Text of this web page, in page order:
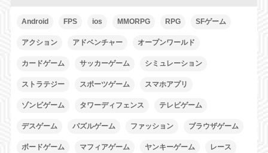
Android FPS ios MMORPG RPG SFゲーム
アクション アドベンチャー オープンワールド
カードゲーム サッカーゲーム シミュレーション
ストラテジー スポーツゲーム スマホアプリ
ゾンビゲーム タワーディフェンス テレビゲーム
デスゲーム パズルゲーム ファッション ブラウザゲーム
ボードゲーム マフィアゲーム ヤンキーゲーム レース